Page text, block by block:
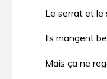
Le serrat et le
Ils mangent
Mais ça ne